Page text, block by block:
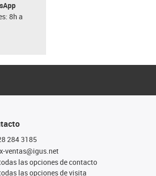
8h a
284 3185
ventas@igus.net
las opciones de contacto
las opciones de visita